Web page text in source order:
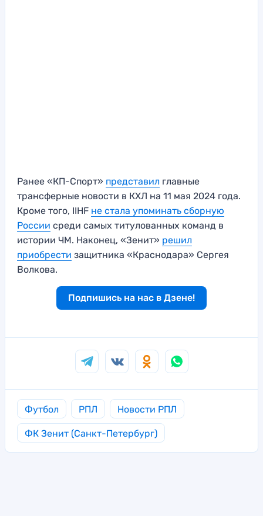
Ранее «КП-Спорт» представил главные
трансферные новости в КХЛ на 11 мая 2024 года.
Кроме того, IIHF не стала упоминать сборную
России среди самых титулованных команд в
истории ЧМ. Наконец, «Зенит» решил
приобрести защитника «Краснодара» Сергея
Волкова.
Подпишись на нас в Дзене!
Футбол РПЛ Новости РПЛ
ФК Зенит (Санкт-Петербург)